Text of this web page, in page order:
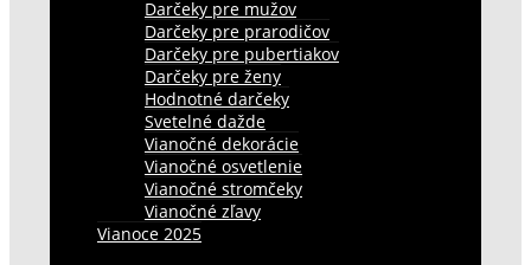
Darčeky pre mužov
Darčeky pre prarodičov
Darčeky pre pubertiakov
Darčeky pre ženy
Hodnotné darčeky
Svetelné dažde
Vianočné dekorácie
Vianočné osvetlenie
Vianočné stromčeky
Vianočné zľavy
Vianoce 2025